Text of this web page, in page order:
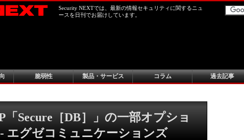
Security NEXTでは、最新の情報セキュリティに関するニュ
ースを日刊でお届けしています。
脆弱性 製品・サービス コラム 過去記事
「Secure［DB］」の一部オプショ
エグゼコミュニケーションズ